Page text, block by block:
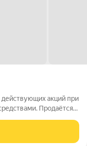
действующих акций при
Продаётся
в 9 этажном доме, в